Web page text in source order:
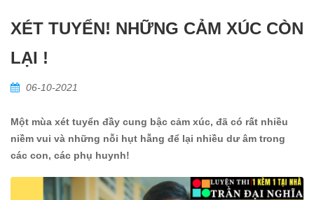
XÉT TUYỂN! NHỮNG CẢM XÚC CÒN
LẠI !
06-10-2021
Một mùa xét tuyển đầy cung bậc cảm xúc, đã có rất nhiều
niềm vui và những nỗi hụt hẫng để lại nhiều dư âm trong
các con, các phụ huynh!